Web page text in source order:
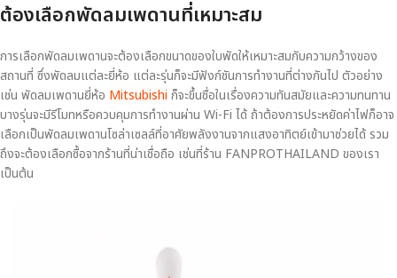
ต้องเลือกพัดลมเพดานที่เหมาะสม
การเลือกพัดลมเพดานจะต้องเลือกขนาดของใบพัดให้เหมาะสมกับความกว้างของ
สถานที่ ซึ่งพัดลมแต่ละยี่ห้อ แต่ละรุ่นก็จะมีฟังก์ชันการทำงานที่ต่างกันไป ตัวอย่าง
เช่น พัดลมเพดานยี่ห้อ Mitsubishi ก็จะขึ้นชื่อในเรื่องความทันสมัยและความทนทาน
บางรุ่นจะมีรีโมทหรือควบคุมการทำงานผ่าน Wi-Fi ได้ ถ้าต้องการประหยัดค่าไฟก็อาจ
เลือกเป็นพัดลมเพดานโซล่าเซลล์ที่อาศัยพลังงานจากแสงอาทิตย์เข้ามาช่วยได้ รวม
ถึงจะต้องเลือกซื้อจากร้านที่น่าเชื่อถือ เช่นที่ร้าน FANPROTHAILAND ของเรา
เป็นต้น